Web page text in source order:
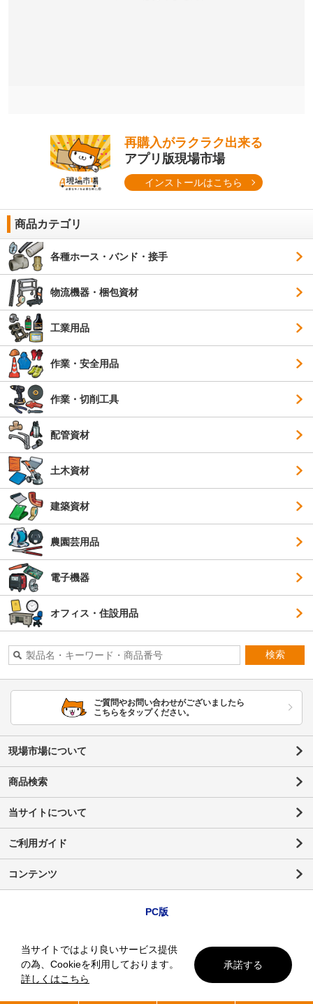
再購入がラクラク出来る
アプリ版現場市場
インストールはこちら
商品カテゴリ
各種ホース・バンド・接手
物流機器・梱包資材
工業用品
作業・安全用品
作業・切削工具
配管資材
土木資材
建築資材
農園芸用品
電子機器
オフィス・住設用品
検索
ご質問やお問い合わせがございましたら
こちらをタップください。
現場市場について
商品検索
当サイトについて
ご利用ガイド
コンテンツ
PC版
当サイトではより良いサービス提供
の為、Cookieを利用しております。
詳しくはこちら
承諾する